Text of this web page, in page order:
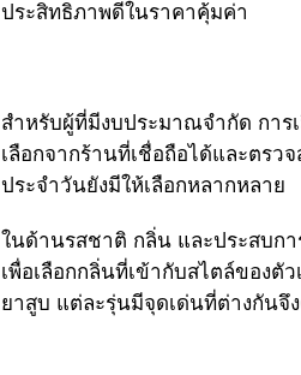
ประสิทธิภาพดีในราคาคุ้มค่า
สำหรับผู้ที่มีงบประมาณจำกัด การ
เลือกจากร้านที่เชื่อถือได้และตร
ประจำวันยังมีให้เลือกหลากหลาย
ในด้านรสชาติ กลิ่น และประสบก
เพื่อเลือกกลิ่นที่เข้ากับสไตล์ของตั
ยาสูบ แต่ละรุ่นมีจุดเด่นที่ต่างกันจึ